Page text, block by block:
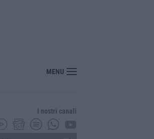
stilista Anton Giulio Grande
MENU
I nostri canali